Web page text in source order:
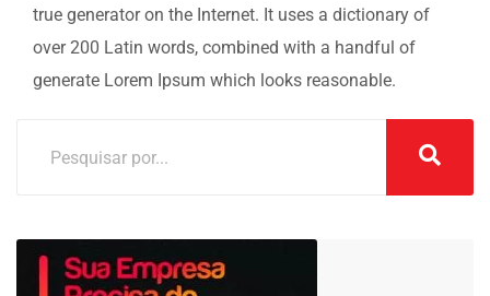
true generator on the Internet. It uses a dictionary of
over 200 Latin words, combined with a handful of
generate Lorem Ipsum which looks reasonable.